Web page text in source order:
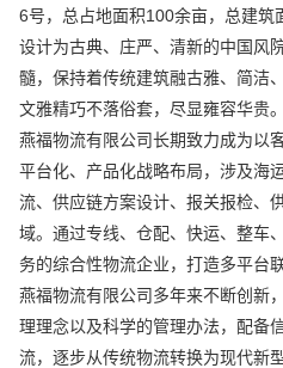
6号，总占地面积100余亩，总建筑
设计为古典、庄严、清新的中国风
髓，保持着传统建筑融古雅、简洁
文雅精巧不落俗套，尽显雍容华贵。
燕福物流有限公司长期致力成为以
平台化、产品化战略布局，涉及海
流、供应链方案设计、报关报检、
域。通过专线、仓配、快运、整车
务的综合性物流企业，打造多平台
燕福物流有限公司多年来不断创新
理理念以及科学的管理办法，配备
流，逐步从传统物流转换为现代新